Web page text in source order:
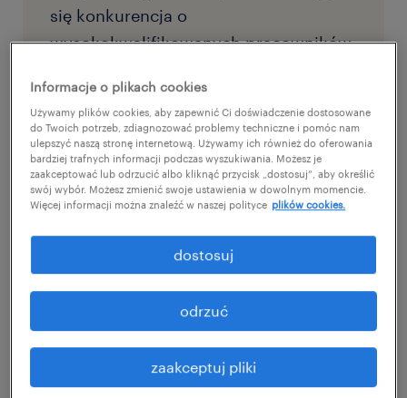
się konkurencja o
wysokokwalifikowanych pracowników
specjalistycznych umiejętności (32%).
wykraczając poza tradycyjne
podejścia.
utartych schematy polegające na ocenie
kandydatów i pracowników jedynie na
podstawie ich dotychczasowego
doświadczenia. Coraz mocniej obecny w
firmach model oparty na ocenie kompetencji
zdobytych w toku edukacji czy zatrudnienia
Informacje o plikach cookies
Używamy plików cookies, aby zapewnić Ci doświadczenie dostosowane
do Twoich potrzeb, zdiagnozować problemy techniczne i pomóc nam
ulepszyć naszą stronę internetową. Używamy ich również do oferowania
bardziej trafnych informacji podczas wyszukiwania. Możesz je
zaakceptować lub odrzucić albo kliknąć przycisk „dostosuj”, aby określić
swój wybór. Możesz zmienić swoje ustawienia w dowolnym momencie.
Więcej informacji można znaleźć w naszej polityce plików cookies.
zaakceptuj pliki
odrzuć
dostosuj